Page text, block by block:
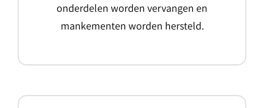
onderdelen worden vervangen en
mankementen worden hersteld.